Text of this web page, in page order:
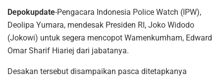
Depokupdate-Pengacara Indonesia Police Watch (IPW),
Deolipa Yumara, mendesak Presiden RI, Joko Widodo
(Jokowi) untuk segera mencopot Wamenkumham, Edward
Omar Sharif Hiariej dari jabatanya.
Desakan tersebut disampaikan pasca ditetapkanya